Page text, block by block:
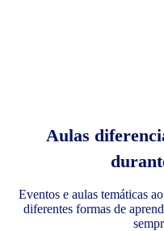
Aulas
Eventos e aulas temáticas
diferentes formas de